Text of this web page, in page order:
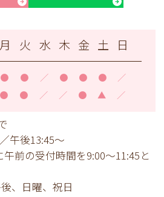
月 火 水 木 金 土 日
● ● ／ ● ● ● ／
● ● ／ ／ ● ▲ ／
午後13:45～
前の受付時間を9:00～11:45と
、日曜、祝日